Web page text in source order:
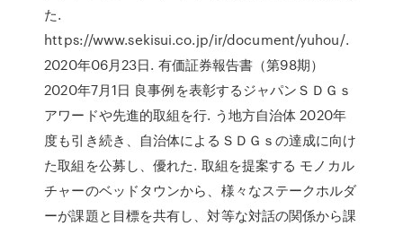
た.
https://www.sekisui.co.jp/ir/document/yuhou/.
2020年06月23日. 有価証券報告書（第98期）
2020年7月1日 良事例を表彰するジャパンＳＤＧｓ
アワードや先進的取組を行. う地方自治体 2020年
度も引き続き、自治体によるＳＤＧｓの達成に向け
た取組を公募し、優れた. 取組を提案する モノカル
チャーのベッドタウンから、様々なステークホルダ
ーが課題と目標を共有し、対等な対話の関係から課